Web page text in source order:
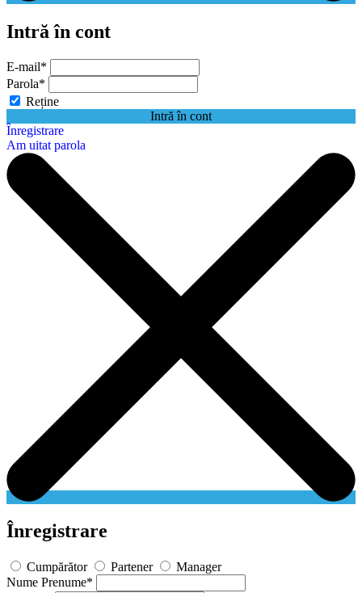
Intră în cont
E-mail*
Parola*
Reține
Intră în cont
Înregistrare
Am uitat parola
Înregistrare
Cumpărător Partener
Manager
Nume Prenume*